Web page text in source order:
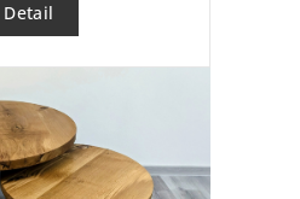
Detail